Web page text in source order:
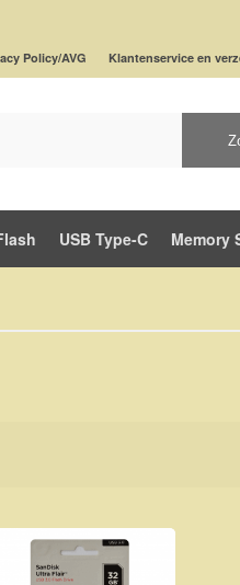
Policy/AVG Klantenservice en
USB Type-C Memory